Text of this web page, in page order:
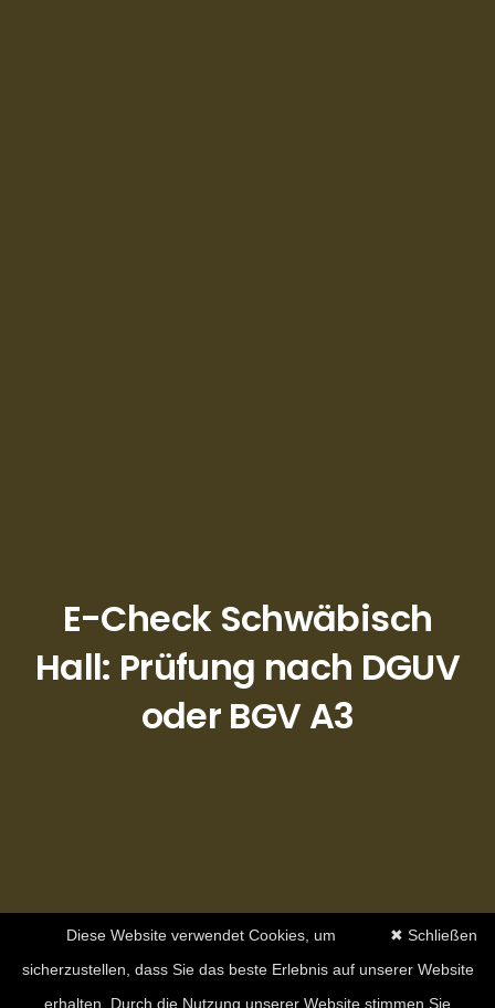
E-Check Schwäbisch
Hall: Prüfung nach DGUV
oder BGV A3
✖ Schließen
Diese Website verwendet Cookies, um
sicherzustellen, dass Sie das beste Erlebnis auf unserer Website
erhalten. Durch die Nutzung unserer Website stimmen Sie